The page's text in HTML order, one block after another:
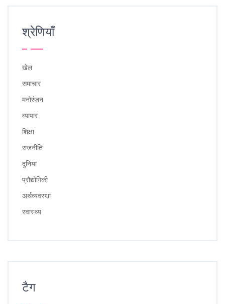
श्रेणियाँ
खेल
समाचार
मनोरंजन
व्यापार
शिक्षा
राजनीति
दुनिया
प्रौद्योगिकी
अर्थव्यवस्था
स्वास्थ्य
टैग